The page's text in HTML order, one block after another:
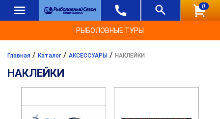
0
РЫБОЛОВНЫЕ ТУРЫ
Главная / Каталог / АКСЕССУАРЫ / НАКЛЕЙКИ
НАКЛЕЙКИ